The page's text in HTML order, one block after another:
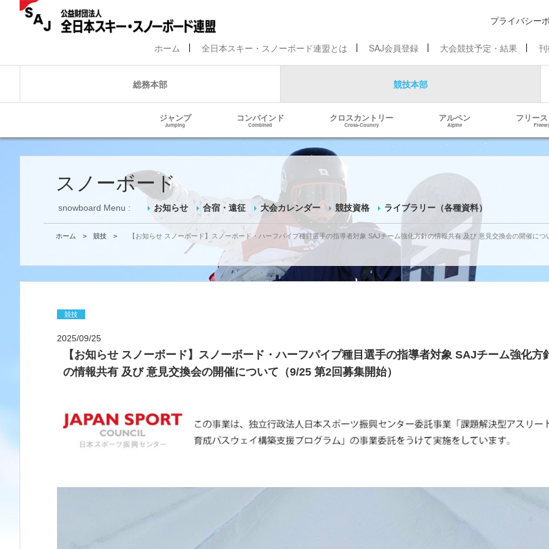
プライバシー
ホーム 全日本スキー・スノーボード連盟とは SAJ会員登録 大会競技予定・結果
総務本部 競技本部
ジャンプ
Jumping
コンバインド
Combined
クロスカントリー
Cross-Country
アルペン
Alpine
フリー
スノーボード
snowboard Menu : お知らせ 合宿・遠征 大会カレンダー 競技資格 ライブラリー（各種資料）
ホーム > 競技 > 【お知らせ スノーボード】スノーボード・ハーフパイプ種目選手の指導者対象 SAJチーム強化方針の情報共有 及び 意見交換会の開催に
競技
2025/09/25
【お知らせ スノーボード】スノーボード・ハーフパイプ種目選手の指導者対象 SAJチーム強化方
の情報共有 及び 意見交換会の開催について（9/25 第2回募集開始）